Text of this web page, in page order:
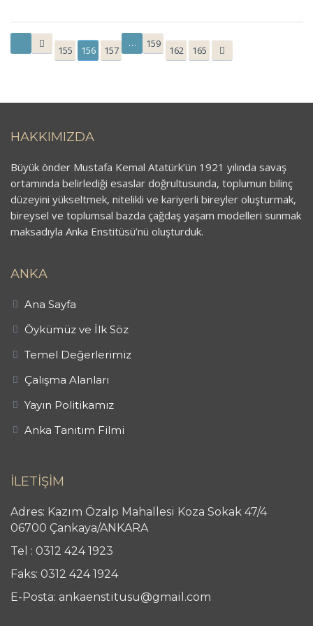
155 156 157
… 159
162 165
HAKKIMIZDA
Büyük önder Mustafa Kemal Atatürk’ün 1921 yılında savaş
ortamında belirlediği esaslar doğrultusunda, toplumun bilinç
düzeyini yükseltmek, nitelikli ve kariyerli bireyler oluşturmak,
bireysel ve toplumsal bazda çağdaş yaşam modelleri sunmak
maksadıyla Anka Enstitüsü’nü oluşturduk.
ANKA
Ana Sayfa
Öykümüz ve İlk Söz
Temel Değerlerimiz
Çalışma Alanları
Yayın Politikamız
Anka Tanıtım Filmi
İLETİŞİM
Adres: Kazım Özalp Mahallesi Koza Sokak 47/4
06700 Çankaya/ANKARA
Tel : 0312 424 1923
Faks: 0312 424 1924
E-Posta: ankaenstitusu@gmail.com